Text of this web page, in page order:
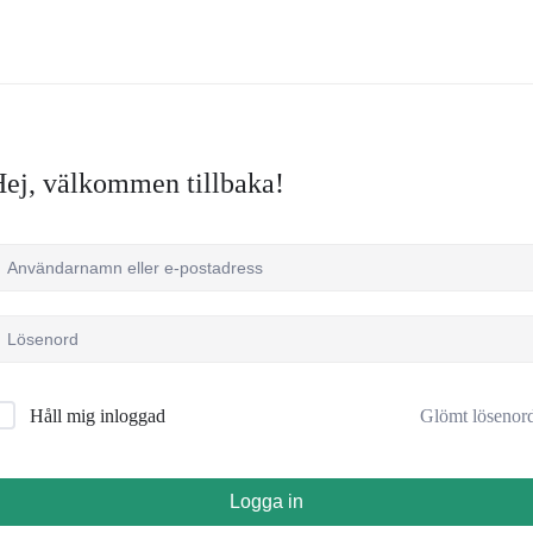
välkommen tillbaka!
Håll mig inloggad Glömt
Logga in